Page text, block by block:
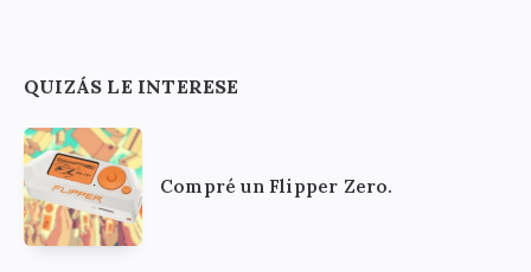
QUIZÁS LE INTERESE
Compré un Flipper Zero.